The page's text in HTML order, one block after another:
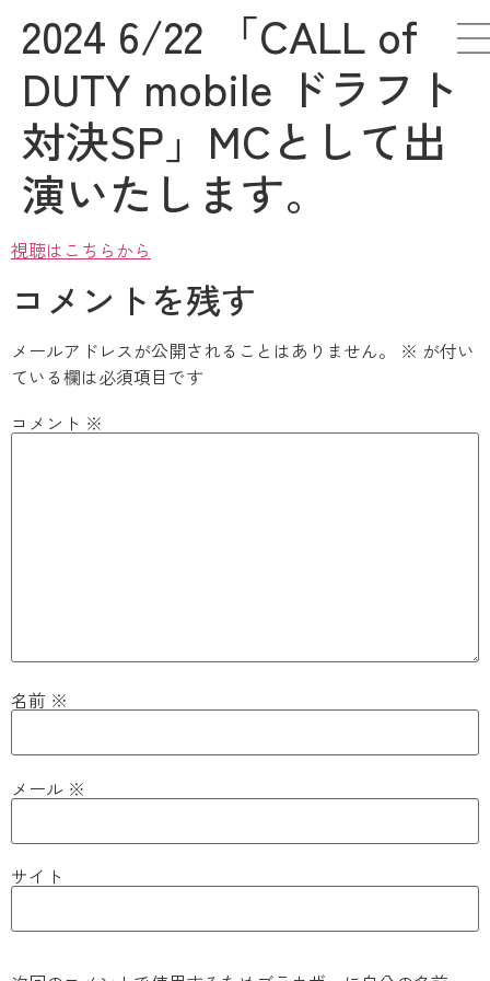
2024 6/22 「CALL of
DUTY mobile ドラフト
対決SP」MCとして出
演いたします。
視聴はこちらから
コメントを残す
メールアドレスが公開されることはありません。 ※ が付い
ている欄は必須項目です
コメント ※
名前 ※
メール ※
サイト